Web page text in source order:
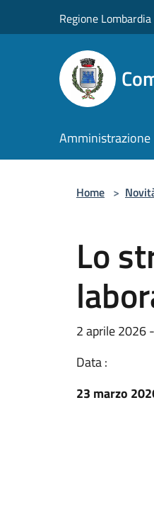
Regione Lombardia
Amministrazione
Home >
Lo
2 aprile 2026
Data :
23 marzo